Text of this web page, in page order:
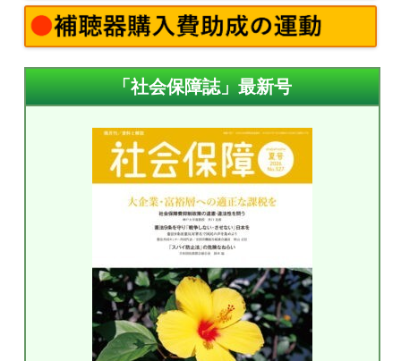
「社会保障誌」最新号